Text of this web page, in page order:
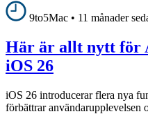
9to5Mac • 11 månader
Här är allt nytt för
iOS 26
iOS 26 introducerar flera nya
förbättrar användarupplevelsen